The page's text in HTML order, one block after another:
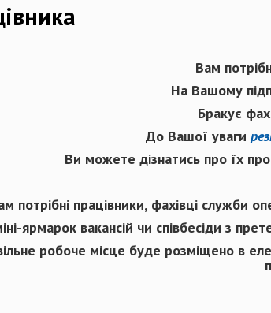
Вам
На Вашому
Бракує
До Вашої уваги
Ви можете дізнатись про їх
потрібні працівники, фахівці служби
ярмарок вакансій чи співбесіди з
робоче місце буде розміщено в